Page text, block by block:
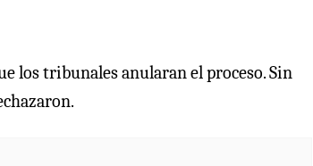
los tribunales anularan el proceso. Sin